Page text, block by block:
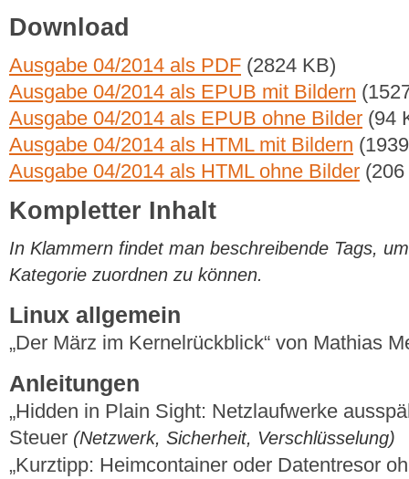
Download
Ausgabe 04/2014 als PDF (2824 KB)
Ausgabe 04/2014 als EPUB mit Bildern
Ausgabe 04/2014 als EPUB ohne Bilder (94
Ausgabe 04/2014 als HTML mit Bildern
Ausgabe 04/2014 als HTML ohne Bilder
Kompletter Inhalt
In Klammern findet man beschreibende Tags,
Kategorie zuordnen zu können.
Linux allgemein
„Der März im Kernelrückblick“ von Mathias
Anleitungen
„Hidden in Plain Sight: Netzlaufwerke
Steuer (Netzwerk, Sicherheit, Verschlüsselung)
„Kurztipp: Heimcontainer oder Datentresor